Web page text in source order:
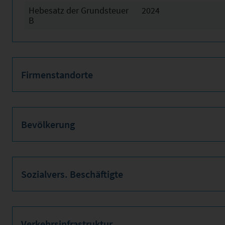
Hebesatz der Grundsteuer
B
2024
Firmenstandorte
Bevölkerung
Sozialvers. Beschäftigte